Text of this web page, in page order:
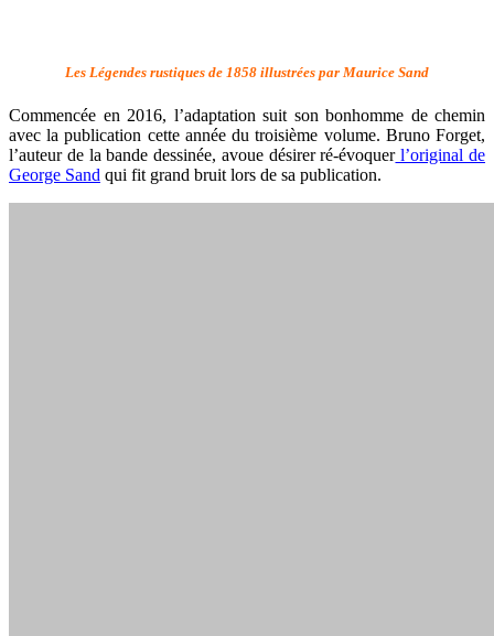
Les Légendes rustiques de 1858 illustrées par Maurice Sand
Commencée en 2016, l’adaptation suit son bonhomme de chemin
avec la publication cette année du troisième volume. Bruno Forget,
l’auteur de la bande dessinée, avoue désirer ré-évoquerl’original de
George Sand qui fit grand bruit lors de sa publication.